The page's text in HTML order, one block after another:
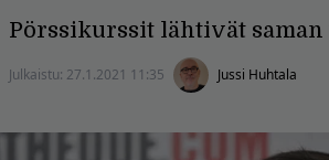
Pörssikurssit lähtivät
Julkaistu: 27.1.2021 11:35 Jussi Huhtala